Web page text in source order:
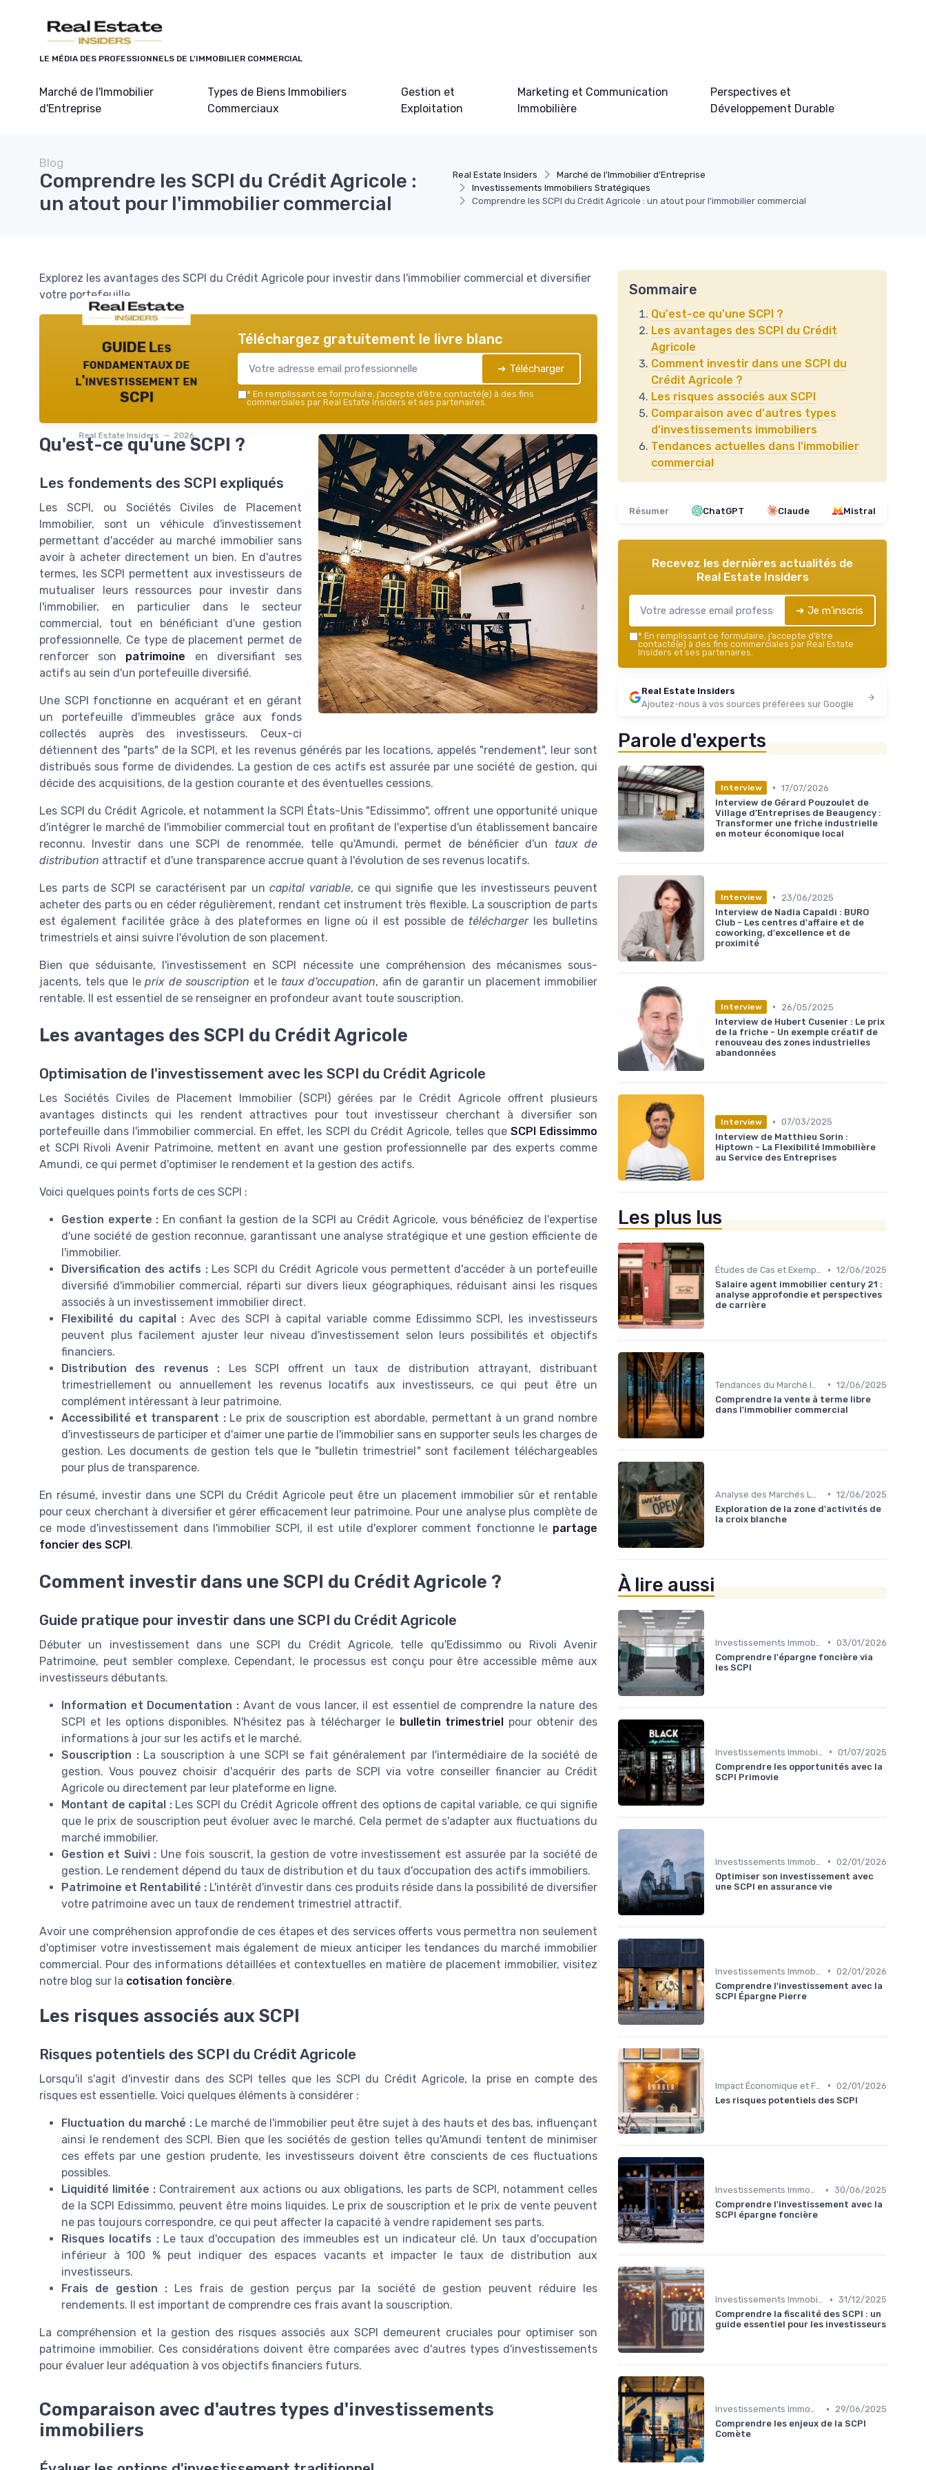
LE MÉDIA DES PROFESSIONNELS DE L'IMMOBILIER COMMERCIAL
Marché de l'Immobilier
d'Entreprise
Types de Biens Immobiliers
Commerciaux
Gestion et
Exploitation
Marketing et Communication
Immobilière
Perspectives et
Développement Durable
Real Estate Insiders
Marché de l'Immobilier d'Entreprise
Investissements Immobiliers Stratégiques
Comprendre les SCPI du Crédit Agricole : un atout pour l'immobilier commercial
Blog
Comprendre les SCPI du Crédit Agricole :
un atout pour l'immobilier commercial
Explorez les avantages des SCPI du Crédit Agricole pour investir dans l'immobilier commercial et diversifier
votre portefeuille.
GUIDE Les
fondamentaux de
l'investissement en
SCPI
Real Estate Insiders — 2026
Téléchargez gratuitement le livre blanc
➔ Télécharger
* En remplissant ce formulaire, j’accepte d’être contacté(e) à des fins
commerciales par Real Estate Insiders et ses partenaires.
Qu'est-ce qu'une SCPI ?
Les fondements des SCPI expliqués
Les SCPI, ou Sociétés Civiles de Placement
Immobilier, sont un véhicule d'investissement
permettant d'accéder au marché immobilier sans
avoir à acheter directement un bien. En d'autres
termes, les SCPI permettent aux investisseurs de
mutualiser leurs ressources pour investir dans
l'immobilier, en particulier dans le secteur
commercial, tout en bénéficiant d'une gestion
professionnelle. Ce type de placement permet de
renforcer son patrimoine en diversifiant ses
actifs au sein d'un portefeuille diversifié.
Une SCPI fonctionne en acquérant et en gérant
un portefeuille d'immeubles grâce aux fonds
collectés auprès des investisseurs. Ceux-ci
détiennent des "parts" de la SCPI, et les revenus générés par les locations, appelés "rendement", leur sont
distribués sous forme de dividendes. La gestion de ces actifs est assurée par une société de gestion, qui
décide des acquisitions, de la gestion courante et des éventuelles cessions.
Les SCPI du Crédit Agricole, et notamment la SCPI États-Unis "Edissimmo", offrent une opportunité unique
d'intégrer le marché de l'immobilier commercial tout en profitant de l'expertise d'un établissement bancaire
reconnu. Investir dans une SCPI de renommée, telle qu'Amundi, permet de bénéficier d'un taux de
distribution attractif et d'une transparence accrue quant à l'évolution de ses revenus locatifs.
Les parts de SCPI se caractérisent par un capital variable, ce qui signifie que les investisseurs peuvent
acheter des parts ou en céder régulièrement, rendant cet instrument très flexible. La souscription de parts
est également facilitée grâce à des plateformes en ligne où il est possible de téléchargerles bulletins
trimestriels et ainsi suivre l'évolution de son placement.
Bien que séduisante, l'investissement en SCPI nécessite une compréhension des mécanismes sous-
jacents, tels que le prix de souscription et le taux d'occupation, afin de garantir un placement immobilier
rentable. Il est essentiel de se renseigner en profondeur avant toute souscription.
Les avantages des SCPI du Crédit Agricole
Optimisation de l'investissement avec les SCPI du Crédit Agricole
Les Sociétés Civiles de Placement Immobilier (SCPI) gérées par le Crédit Agricole offrent plusieurs
avantages distincts qui les rendent attractives pour tout investisseur cherchant à diversifier son
portefeuille dans l'immobilier commercial. En effet, les SCPI du Crédit Agricole, telles que SCPI Edissimmo
et SCPI Rivoli Avenir Patrimoine, mettent en avant une gestion professionnelle par des experts comme
Amundi, ce qui permet d'optimiser le rendement et la gestion des actifs.
Voici quelques points forts de ces SCPI :
Gestion experte : En confiant la gestion de la SCPI au Crédit Agricole, vous bénéficiez de l'expertise
d'une société de gestion reconnue, garantissant une analyse stratégique et une gestion efficiente de
l'immobilier.
Diversification des actifs :Les SCPI du Crédit Agricole vous permettent d'accéder à un portefeuille
diversifié d'immobilier commercial, réparti sur divers lieux géographiques, réduisant ainsi les risques
associés à un investissement immobilier direct.
Flexibilité du capital : Avec des SCPI à capital variable comme Edissimmo SCPI, les investisseurs
peuvent plus facilement ajuster leur niveau d'investissement selon leurs possibilités et objectifs
financiers.
Distribution des revenus : Les SCPI offrent un taux de distribution attrayant, distribuant
trimestriellement ou annuellement les revenus locatifs aux investisseurs, ce qui peut être un
complément intéressant à leur patrimoine.
Accessibilité et transparent :Le prix de souscription est abordable, permettant à un grand nombre
d'investisseurs de participer et d'aimer une partie de l'immobilier sans en supporter seuls les charges de
gestion. Les documents de gestion tels que le "bulletin trimestriel" sont facilement téléchargeables
pour plus de transparence.
En résumé, investir dans une SCPI du Crédit Agricole peut être un placement immobilier sûr et rentable
pour ceux cherchant à diversifier et gérer efficacement leur patrimoine. Pour une analyse plus complète de
ce mode d'investissement dans l'immobilier SCPI, il est utile d'explorer comment fonctionne le partage
foncier des SCPI.
Comment investir dans une SCPI du Crédit Agricole ?
Guide pratique pour investir dans une SCPI du Crédit Agricole
Débuter un investissement dans une SCPI du Crédit Agricole, telle qu'Edissimmo ou Rivoli Avenir
Patrimoine, peut sembler complexe. Cependant, le processus est conçu pour être accessible même aux
investisseurs débutants.
Information et Documentation : Avant de vous lancer, il est essentiel de comprendre la nature des
SCPI et les options disponibles. N'hésitez pas à télécharger le bulletin trimestriel
pour obtenir des
informations à jour sur les actifs et le marché.
Souscription :La souscription à une SCPI se fait généralement par l'intermédiaire de la société de
gestion. Vous pouvez choisir d'acquérir des parts de SCPI via votre conseiller financier au Crédit
Agricole ou directement par leur plateforme en ligne.
Montant de capital :Les SCPI du Crédit Agricole offrent des options de capital variable, ce qui signifie
que le prix de souscription peut évoluer avec le marché. Cela permet de s'adapter aux fluctuations du
marché immobilier.
Gestion et Suivi : Une fois souscrit, la gestion de votre investissement est assurée par la société de
gestion. Le rendement dépend du taux de distribution et du taux d'occupation des actifs immobiliers.
Patrimoine et Rentabilité : L'intérêt d'investir dans ces produits réside dans la possibilité de diversifier
votre patrimoine avec un taux de rendement trimestriel attractif.
Avoir une compréhension approfondie de ces étapes et des services offerts vous permettra non seulement
d'optimiser votre investissement mais également de mieux anticiper les tendances du marché immobilier
commercial. Pour des informations détaillées et contextuelles en matière de placement immobilier, visitez
notre blog sur la cotisation foncière.
Les risques associés aux SCPI
Risques potentiels des SCPI du Crédit Agricole
Lorsqu'il s'agit d'investir dans des SCPI telles que les SCPI du Crédit Agricole, la prise en compte des
risques est essentielle. Voici quelques éléments à considérer :
Fluctuation du marché :Le marché de l'immobilier peut être sujet à des hauts et des bas, influençant
ainsi le rendement des SCPI. Bien que les sociétés de gestion telles qu'Amundi tentent de minimiser
ces effets par une gestion prudente, les investisseurs doivent être conscients de ces fluctuations
possibles.
Liquidité limitée : Contrairement aux actions ou aux obligations, les parts de SCPI, notamment celles
de la SCPI Edissimmo, peuvent être moins liquides. Le prix de souscription et le prix de vente peuvent
ne pas toujours correspondre, ce qui peut affecter la capacité à vendre rapidement ses parts.
Risques locatifs :Le taux d'occupation des immeubles est un indicateur clé. Un taux d'occupation
inférieur à 100 % peut indiquer des espaces vacants et impacter le taux de distribution aux
investisseurs.
Frais de gestion : Les frais de gestion perçus par la société de gestion peuvent réduire les
rendements. Il est important de comprendre ces frais avant la souscription.
La compréhension et la gestion des risques associés aux SCPI demeurent cruciales pour optimiser son
patrimoine immobilier. Ces considérations doivent être comparées avec d'autres types d'investissements
pour évaluer leur adéquation à vos objectifs financiers futurs.
Comparaison avec d'autres types d'investissements
immobiliers
Sommaire
Qu'est-ce qu'une SCPI ?
Les avantages des SCPI du Crédit
Agricole
Comment investir dans une SCPI du
Crédit Agricole ?
Les risques associés aux SCPI
Comparaison avec d'autres types
d'investissements immobiliers
Tendances actuelles dans l'immobilier
commercial
Résumer ChatGPT Claude Mistral
Recevez les dernières actualités de
Real Estate Insiders
➔ Je m'inscris
* En remplissant ce formulaire, j’accepte d’être
contacté(e) à des fins commerciales par Real Estate
Insiders et ses partenaires.
Real Estate Insiders
Ajoutez-nous à vos sources préférées sur Google
Parole d'experts
Interview • 17/07/2026
Interview de Gérard Pouzoulet de
Village d’Entreprises de Beaugency :
Transformer une friche industrielle
en moteur économique local
Interview •
23/06/2025
Interview de Nadia Capaldi : BURO
Club - Les centres d'affaire et de
coworking, d'excellence et de
proximité
Interview •
26/05/2025
Interview de Hubert Cusenier : Le prix
de la friche - Un exemple créatif de
renouveau des zones industrielles
abandonnées
Interview • 07/03/2025
Interview de Matthieu Sorin :
Hiptown - La Flexibilité Immobilière
au Service des Entreprises
Les plus lus
Études de Cas et Exemples de Réussite • 12/06/2025
Salaire agent immobilier century 21 :
analyse approfondie et perspectives
de carrière
• 12/06/2025
Comprendre la vente à terme libre
dans l'immobilier commercial
• 12/06/2025
Exploration de la zone d'activités de
la croix blanche
À lire aussi
• 03/01/2026
Comprendre l'épargne foncière via
les SCPI
• 01/07/2025
Comprendre les opportunités avec la
SCPI Primovie
• 02/01/2026
Optimiser son investissement avec
une SCPI en assurance vie
• 02/01/2026
Comprendre l'investissement avec la
SCPI Épargne Pierre
• 02/01/2026
Les risques potentiels des SCPI
Investissements Immobiliers Stratégiques • 30/06/2025
Comprendre l'investissement avec la
SCPI épargne foncière
Investissements Immobiliers Stratégiques • 31/12/2025
Comprendre la fiscalité des SCPI : un
guide essentiel pour les investisseurs
Investissements Immobiliers Stratégiques •
29/06/2025
Comprendre les enjeux de la SCPI
Comète